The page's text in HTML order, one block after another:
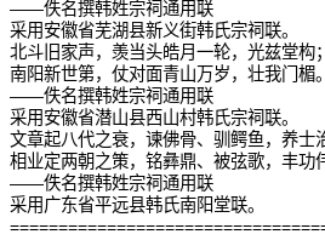
——佚名撰韩姓宗祠通用联
采用安徽省芜湖县新义街韩氏宗祠联。
北斗旧家声，羡当头皓月一轮，光兹堂构；
南阳新世第，仗对面青山万岁，壮我门楣。
——佚名撰韩姓宗祠通用联
采用安徽省潜山县西山村韩氏宗祠联。
文章起八代之衰，谏佛骨、驯鳄鱼，养士
相业定两朝之策，铭彝鼎、被弦歌，丰功
——佚名撰韩姓宗祠通用联
采用广东省平远县韩氏南阳堂联。